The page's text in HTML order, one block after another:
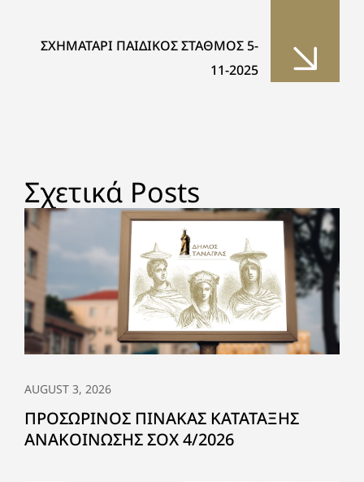
ΣΧΗΜΑΤΑΡΙ ΠΑΙΔΙΚΟΣ ΣΤΑΘΜΟΣ 5-
11-2025
Σχετικά Posts
AUGUST 3, 2026
ΠΡΟΣΩΡΙΝΟΣ ΠΙΝΑΚΑΣ ΚΑΤΑΤΑΞΗΣ
ΑΝΑΚΟΙΝΩΣΗΣ ΣΟΧ 4/2026